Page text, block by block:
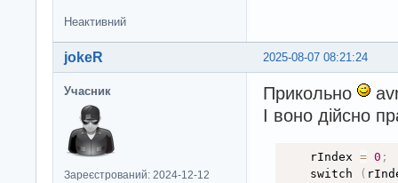
Неактивний
2025-08-07 08:21:24
jokeR
Учасник
Зареєстрований: 2024-12-12
Прикольно
І воно дійсно
    rIndex
= 0 ;
    switch
(